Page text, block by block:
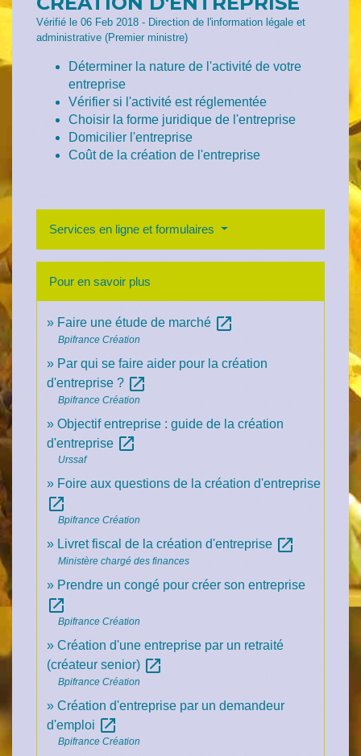
Vérifié le 06 Feb 2018 - Direction de l'information légale et
administrative (Premier ministre)
Déterminer la nature de l'activité de votre
entreprise
Vérifier si l'activité est réglementée
Choisir la forme juridique de l'entreprise
Domicilier l'entreprise
Coût de la création de l'entreprise
Services en ligne et formulaires
Pour en savoir plus
Faire une étude de marché open_in_new
Bpifrance Création
Par qui se faire aider pour la création
d'entreprise ? open_in_new
Bpifrance Création
Objectif entreprise : guide de la création
d'entreprise open_in_new
Urssaf
Foire aux questions de la création d'entreprise
open_in_new
Bpifrance Création
Livret fiscal de la création d'entreprise open_in_new
Ministère chargé des finances
Prendre un congé pour créer son entreprise
open_in_new
Bpifrance Création
Création d'une entreprise par un retraité
(créateur senior) open_in_new
Bpifrance Création
Création d'entreprise par un demandeur
d'emploi open_in_new
Bpifrance Création